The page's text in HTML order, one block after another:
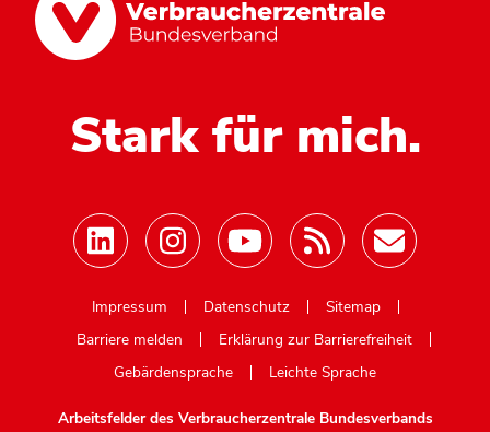
Stark für mich.
Impressum
Datenschutz
Sitemap
Barriere melden
Erklärung zur Barrierefreiheit
Gebärdensprache
Leichte Sprache
Arbeitsfelder des Verbraucherzentrale Bundesverbands